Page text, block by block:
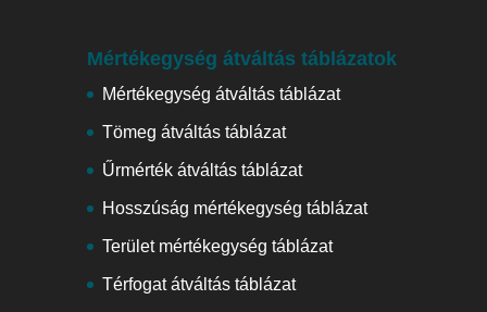
Mértékegység átváltás táblázatok
Mértékegység átváltás táblázat
Tömeg átváltás táblázat
Űrmérték átváltás táblázat
Hosszúság mértékegység táblázat
Terület mértékegység táblázat
Térfogat átváltás táblázat